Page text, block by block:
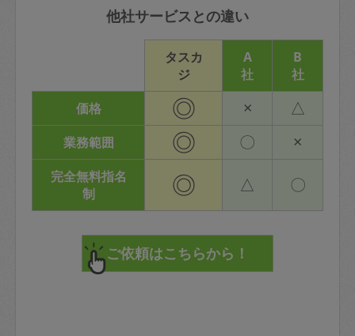
他社サービスとの違い
タスカ
ジ
A
社
B
社
価格
◎ × △
業務範囲 ◎ 〇 ×
完全無料指名
制
◎ △ 〇